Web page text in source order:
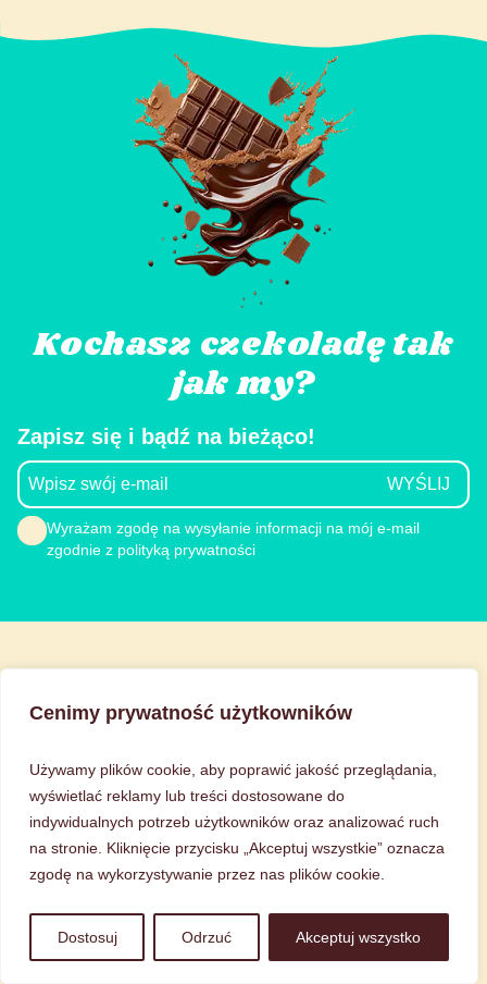
Cenimy prywatność użytkowników
Używamy plików cookie, aby poprawić jakość przeglądania,
wyświetlać reklamy lub treści dostosowane do
indywidualnych potrzeb użytkowników oraz analizować ruch
na stronie. Kliknięcie przycisku „Akceptuj wszystkie” oznacza
zgodę na wykorzystywanie przez nas plików cookie.
Dostosuj Odrzuć Akceptuj wszystko
Kochasz czekoladę tak
jak my?
Zapisz się i bądź na bieżąco!
Wyrażam zgodę na wysyłanie informacji na mój e-mail
zgodnie z polityką prywatności
O nas
Blog
Obsługa Klienta